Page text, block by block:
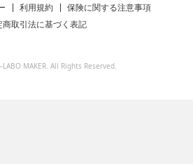
利用規約
保険に関する注意事項
商取引法に基づく表記
MAKER. All Rights Reserved.